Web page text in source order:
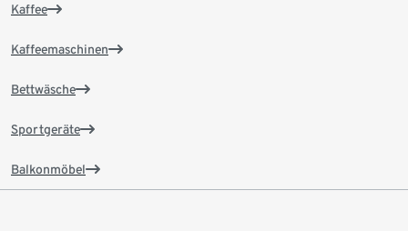
Kaffee
Kaffeemaschinen
Bettwäsche
Sportgeräte
Balkonmöbel